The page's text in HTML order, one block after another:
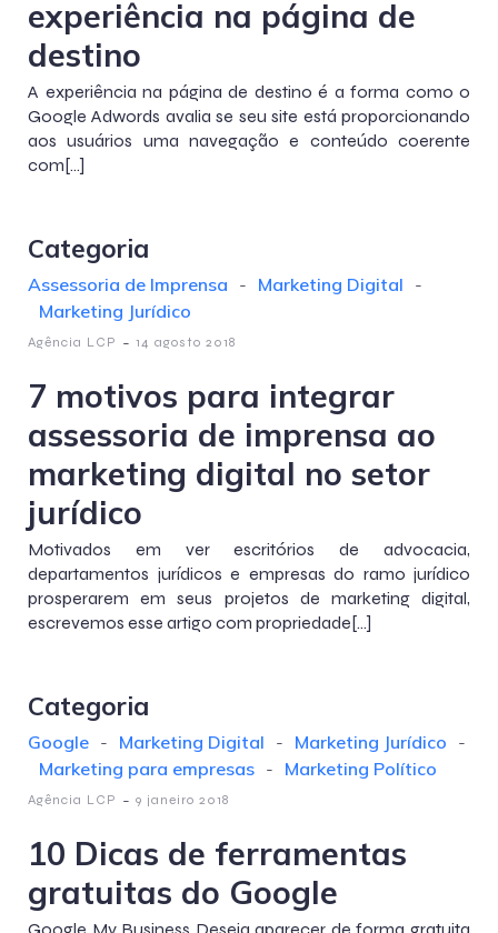
experiência na página de
destino
A experiência na página de destino é a forma como o
Google Adwords avalia se seu site está proporcionando
aos usuários uma navegação e conteúdo coerente
com[…]
Categoria
Assessoria de Imprensa - Marketing Digital -
Marketing Jurídico
Agência LCP - 14 agosto 2018
7 motivos para integrar
assessoria de imprensa ao
marketing digital no setor
jurídico
Motivados em ver escritórios de advocacia,
departamentos jurídicos e empresas do ramo jurídico
prosperarem em seus projetos de marketing digital,
escrevemos esse artigo com propriedade[…]
Categoria
Google - Marketing Digital - Marketing Jurídico -
Marketing para empresas - Marketing Político
Agência LCP - 9 janeiro 2018
10 Dicas de ferramentas
gratuitas do Google